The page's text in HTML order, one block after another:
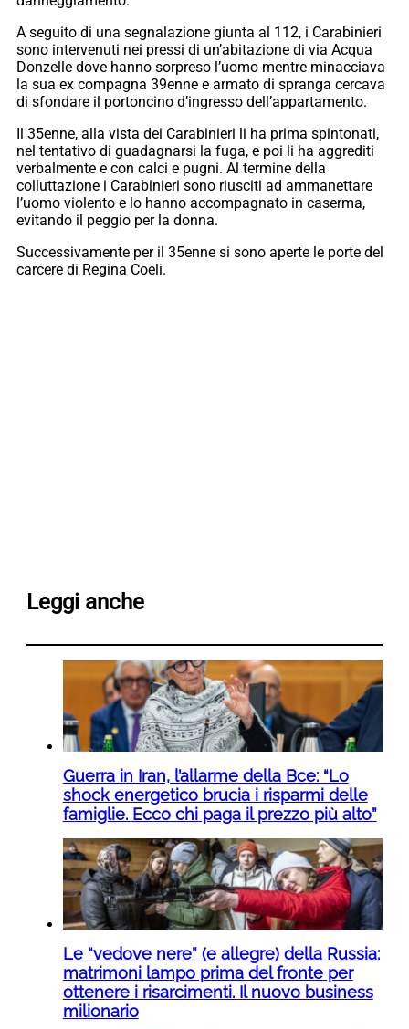
A seguito di una segnalazione giunta al 112, i Carabinieri
sono intervenuti nei pressi di un’abitazione di via Acqua
Donzelle dove hanno sorpreso l’uomo mentre minacciava
la sua ex compagna 39enne e armato di spranga cercava
di sfondare il portoncino d’ingresso dell’appartamento.
Il 35enne, alla vista dei Carabinieri li ha prima spintonati,
nel tentativo di guadagnarsi la fuga, e poi li ha aggrediti
verbalmente e con calci e pugni. Al termine della
colluttazione i Carabinieri sono riusciti ad ammanettare
l’uomo violento e lo hanno accompagnato in caserma,
evitando il peggio per la donna.
Successivamente per il 35enne si sono aperte le porte del
carcere di Regina Coeli.
Leggi anche
Guerra in Iran, l’allarme della Bce: “Lo
shock energetico brucia i risparmi delle
famiglie. Ecco chi paga il prezzo più alto”
Le “vedove nere” (e allegre) della Russia:
matrimoni lampo prima del fronte per
ottenere i risarcimenti. Il nuovo business
milionario